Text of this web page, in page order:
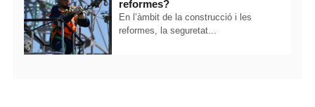
reformes?
En l’àmbit de la construcció i les
reformes, la seguretat...